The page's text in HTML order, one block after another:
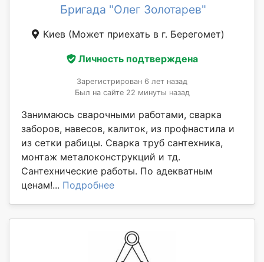
Бригада "Олег Золотарев"
Киев (Может приехать в г. Берегомет)
Личность подтверждена
Зарегистрирован 6 лет назад
Был на сайте 22 минуты назад
Занимаюсь сварочными работами, сварка
заборов, навесов, калиток, из профнастила и
из сетки рабицы. Сварка труб сантехника,
монтаж металоконструкций и тд.
Сантехнические работы. По адекватным
ценам!... Подробнее